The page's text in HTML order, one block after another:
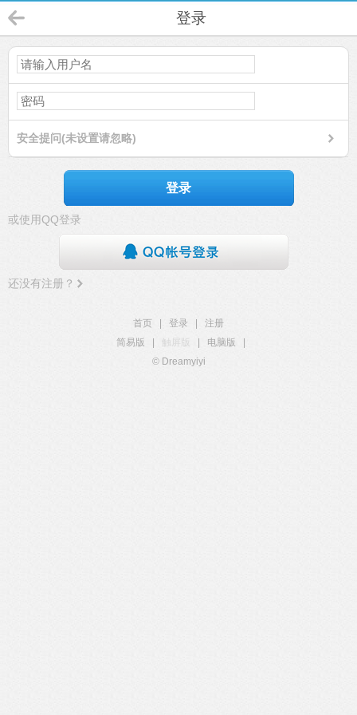
登录
安全提问(未设置请忽略)
登录
或使用QQ登录
还没有注册？
首页 登录
注册
简易版
触屏版 电脑版
© Dreamyiyi